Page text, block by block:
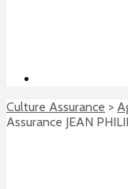
Culture Assurance >
Assurance JEAN